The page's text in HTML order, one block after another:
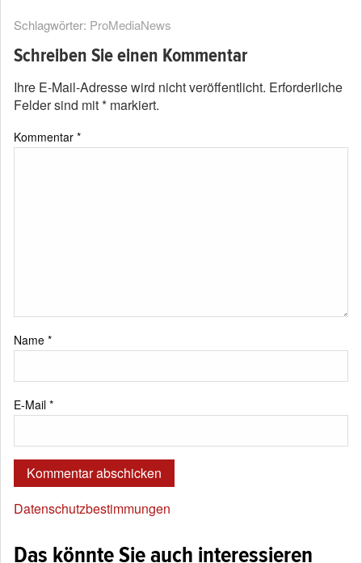
Schlagwörter: ProMediaNews
Schreiben Sie einen Kommentar
Ihre E-Mail-Adresse wird nicht veröffentlicht. Erforderliche
Felder sind mit* markiert.
Kommentar *
Name *
E-Mail *
Datenschutzbestimmungen
Das könnte Sie auch interessieren